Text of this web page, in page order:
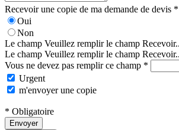
Recevoir une copie de ma demande de devis *
Oui
Non
Le champ Veuillez remplir le champ
Le champ Veuillez remplir le champ
Vous ne devez pas remplir ce champ *
Urgent
m'envoyer une copie
* Obligatoire
Envoyer